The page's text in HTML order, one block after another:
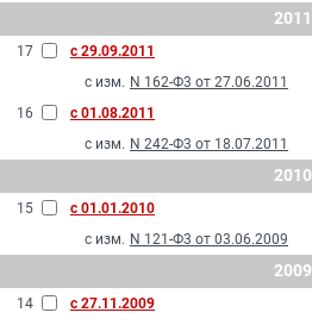
2011
17
с 29.09.2011
с изм. N 162-Ф3 от 27.06.2011
16
с 01.08.2011
с изм. N 242-Ф3 от 18.07.2011
2010
15
с 01.01.2010
с изм. N 121-Ф3 от 03.06.2009
2009
14
с 27.11.2009